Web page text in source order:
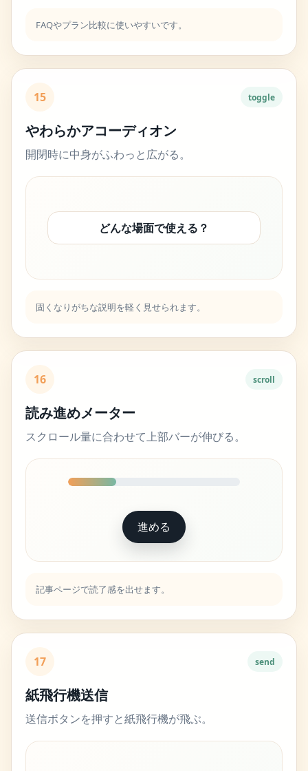
FAQやプラン比較に使いやすいです。
15 toggle
やわらかアコーディオン
開閉時に中身がふわっと広がる。
どんな場面で使える？
固くなりがちな説明を軽く見せられます。
16 scroll
読み進めメーター
スクロール量に合わせて上部バーが伸びる。
進める
記事ページで読了感を出せます。
17 send
紙飛行機送信
送信ボタンを押すと紙飛行機が飛ぶ。